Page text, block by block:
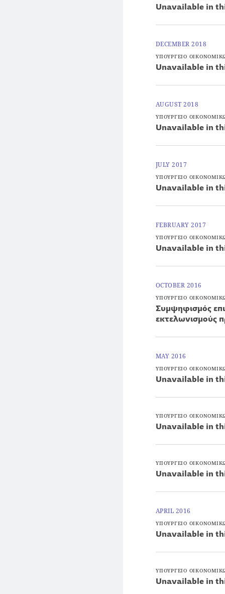
Unavailable in
DECEMBER 2018
ΥΠΟΥΡΓΕΙΟ
Unavailable in
AUGUST 2018
ΥΠΟΥΡΓΕΙΟ
Unavailable in
JULY 2017
ΥΠΟΥΡΓΕΙΟ
Unavailable in
FEBRUARY 2017
ΥΠΟΥΡΓΕΙΟ
Unavailable in
OCTOBER 2016
ΥΠΟΥΡΓΕΙΟ
Συμψηφισμός
εκτελωνισμούς
MAY 2016
ΥΠΟΥΡΓΕΙΟ
Unavailable in
ΥΠΟΥΡΓΕΙΟ
Unavailable in
ΥΠΟΥΡΓΕΙΟ
Unavailable in
APRIL 2016
ΥΠΟΥΡΓΕΙΟ
Unavailable in
ΥΠΟΥΡΓΕΙΟ
Unavailable in